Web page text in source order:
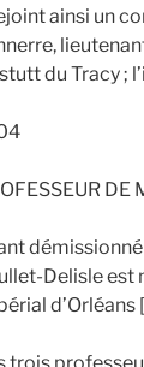
ainsi un
du Tracy ;
DE
Delisle est